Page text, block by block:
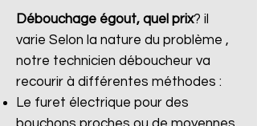
Débouchage égout, quel prix? il
varie Selon la nature du problème ,
notre technicien déboucheur va
recourir à différentes méthodes :
Le furet électrique pour des